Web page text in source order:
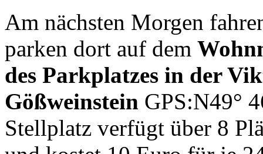
Am nächsten Morgen
parken dort auf dem
des Parkplatzes in der
Gößweinstein GPS:N49°
Stellplatz verfügt über 8